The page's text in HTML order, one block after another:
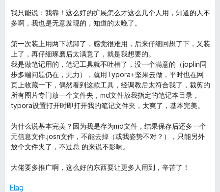
o
u
o
5
e
d
o
t
o
f
5
我只能说：我靠！这么好的扩展怎么才这么几个人用，知道的人不
多啊，我也是无意发现的，知道的太晚了。
第一次装上用两下就卸了，感觉很难用，后来仔细回想了下，又装
上了，再仔细琢磨后太满意了，就是我想要的。
我是做笔记用的，笔记工具就不吐槽了，没一个满意的（joplin同
步多端问题仍在，无力），就用Typora+坚果云做，平时也在网
页上收藏一下，偶然看到这款工具，经调教后太符合我了，裁剪的
所有图片专门放一个文件夹，md文件放我指定的笔记本目录，
typora设置打开时即打开我的笔记文件夹，太爽了，基本完美。
为什么说基本完美？因为我是存为md文件，结果保存后还多一个
元信息文件.josn文件，不能去掉（或我姿势不对？），只能另外
放个文件夹了，不过总 的来说不影响。
大佬要多推广啊，这么好的东西要让更多人用到，辛苦了！
Flag